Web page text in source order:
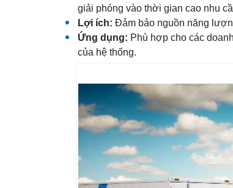
giải phóng vào thời gian cao nhu
Lợi ích: Đảm bảo nguồn năng
Ứng dụng: Phù hợp cho các
của hệ thống.